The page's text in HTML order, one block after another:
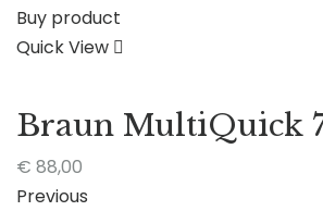
Buy product
Quick View
Braun MultiQuick
€ 88,00
Previous